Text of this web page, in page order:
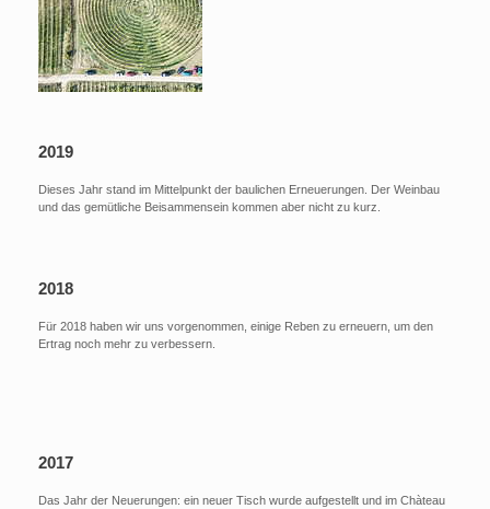
2019
Dieses Jahr stand im Mittelpunkt der baulichen Erneuerungen. Der Weinbau
und das gemütliche Beisammensein kommen aber nicht zu kurz.
2018
Für 2018 haben wir uns vorgenommen, einige Reben zu erneuern, um den
Ertrag noch mehr zu verbessern.
2017
Das Jahr der Neuerungen: ein neuer Tisch wurde aufgestellt und im Chàteau